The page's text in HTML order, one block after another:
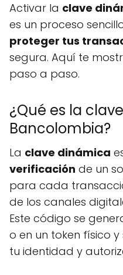
Activar la clave
es un proceso
proteger tus
segura. Aquí te
paso a paso.
¿Qué es la
Bancolombia?
La clave dinámica
verificación de un
para cada
de los canales
Este código se
o en un token físico
tu identidad y